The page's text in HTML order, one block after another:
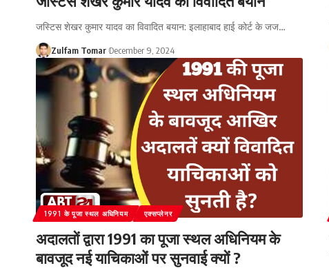
जस्टिस शेखर कुमार यादव का विवादित बयान: इलाहाबाद हाई कोर्ट के जज…
Zulfam Tomar December 9, 2024
1991 के पूजा स्थल अधिनियम एक्सप्लेनर
अदालतों द्वारा 1991 का पूजा स्थल अधिनियम के
बावजूद नई याचिकाओं पर सुनवाई क्यों ?